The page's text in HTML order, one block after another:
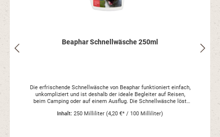
Beaphar Schnellwäsche 250ml
Die erfrischende Schnellwäsche von Beaphar funktioniert einfach,
unkompliziert und ist deshalb der ideale Begleiter auf Reisen,
beim Camping oder auf einem Ausflug. Die Schnellwäsche löst
wird duftig, rein und frisch. Unser Tipp: Halten Sie immer eine
Inhalt: 250 Milliliter (4,20 €* / 100 Milliliter)